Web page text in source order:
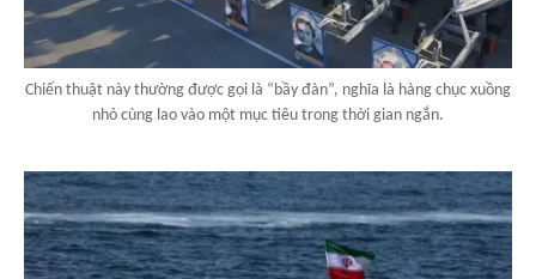
Chiến thuật này thường được gọi là “bầy đàn”, nghĩa là hàng chục xuồng
nhỏ cùng lao vào một mục tiêu trong thời gian ngắn.